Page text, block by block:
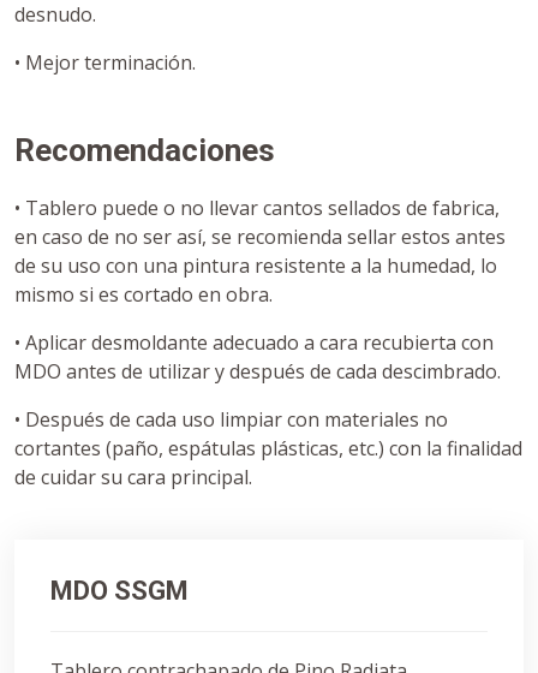
desnudo.
• Mejor terminación.
Recomendaciones
• Tablero puede o no llevar cantos sellados de fabrica,
en caso de no ser así, se recomienda sellar estos antes
de su uso con una pintura resistente a la humedad, lo
mismo si es cortado en obra.
• Aplicar desmoldante adecuado a cara recubierta con
MDO antes de utilizar y después de cada descimbrado.
• Después de cada uso limpiar con materiales no
cortantes (paño, espátulas plásticas, etc.) con la finalidad
de cuidar su cara principal.
MDO SSGM